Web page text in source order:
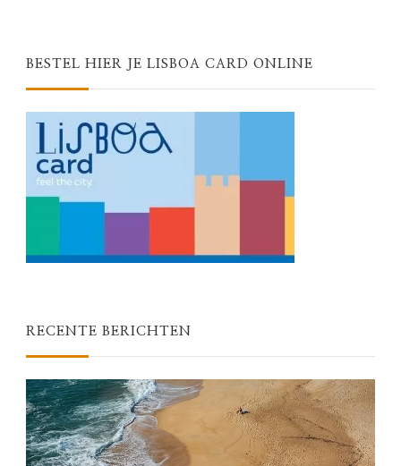
BESTEL HIER JE LISBOA CARD ONLINE
RECENTE BERICHTEN